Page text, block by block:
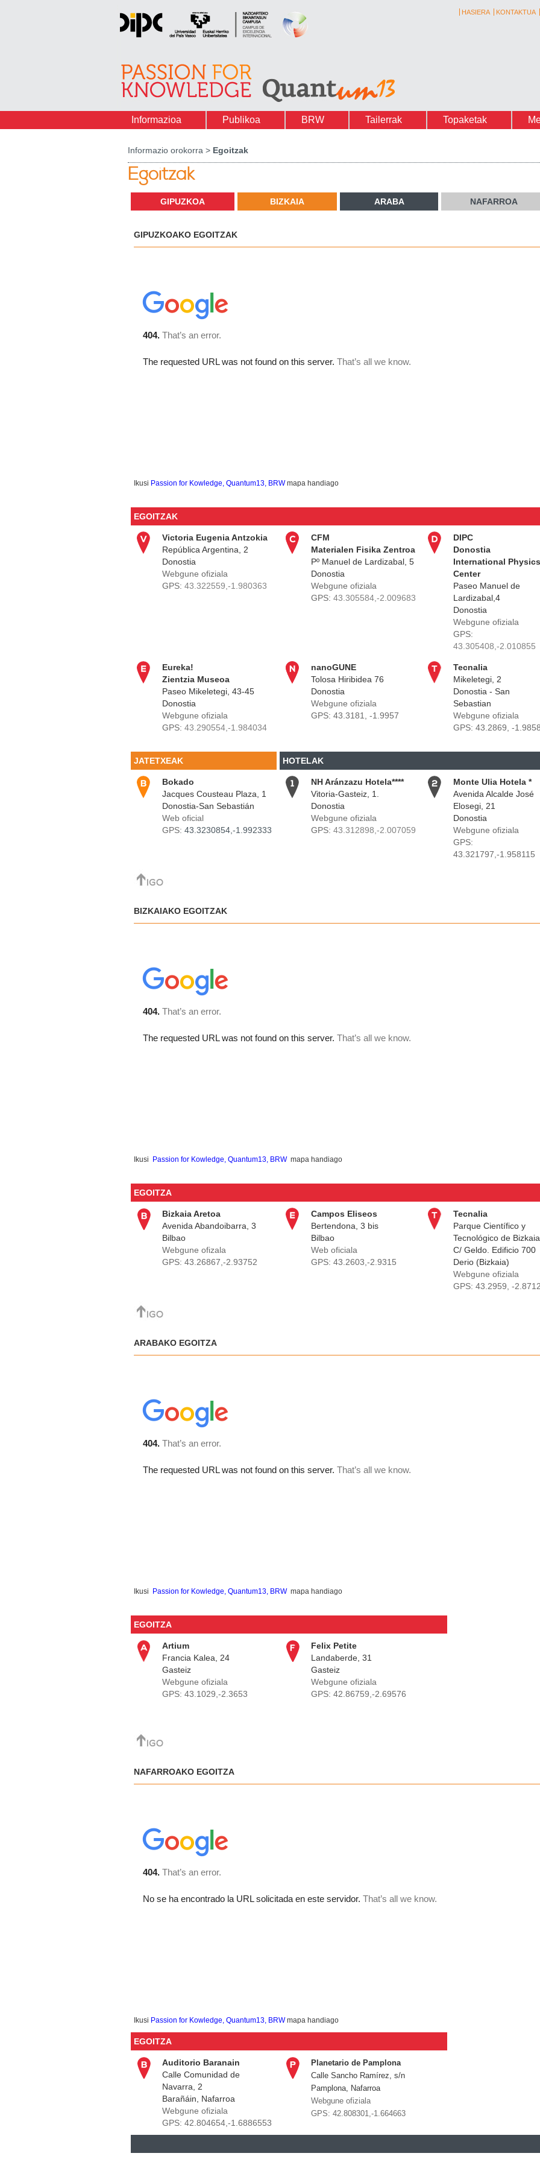
HASIERA KONTAKTUA
Informazioa Publikoa BRW Tailerrak Topaketak
Informazio orokorra > Egoitzak
Egoitzak
GIPUZKOA BIZKAIA ARABA NAFARROA
GIPUZKOAKO EGOITZAK
Ikusi Passion for Kowledge, Quantum13, BRWmapa handiago
EGOITZAK
Victoria Eugenia Antzokia
República Argentina, 2
Donostia
Webgune ofiziala
GPS: 43.322559,-1.980363
CFM
Materialen Fisika Zentroa
Pº Manuel de Lardizabal, 5
Donostia
Webgune ofiziala
GPS: 43.305584,-2.009683
DIPC
Donostia
International Physics
Center
Paseo Manuel de
Lardizabal,4
Donostia
Webgune ofiziala
GPS:
43.305408,-2.010855
Eureka!
Zientzia Museoa
Paseo Mikeletegi, 43-45
Donostia
Webgune ofiziala
GPS: 43.290554,-1.984034
nanoGUNE
Tolosa Hiribidea 76
Donostia
Webgune ofiziala
GPS: 43.3181, -1.9957
Tecnalia
Mikeletegi, 2
Donostia - San
Sebastian
Webgune ofiziala
GPS: 43.2869, -
JATETXEAK HOTELAK
Bokado
Jacques Cousteau Plaza, 1
Donostia-San Sebastián
Web oficial
GPS: 43.3230854 ,-1.992333
NH Aránzazu Hotela****
Vitoria-Gasteiz, 1.
Donostia
Webgune ofiziala
GPS: 43.312898,-2.007059
Monte Ulia Hotela *
Avenida Alcalde José
Elosegi, 21
Donostia
Webgune ofiziala
GPS:
43.321797,-1.958115
BIZKAIAKO EGOITZAK
Ikusi Passion for Kowledge, Quantum13, BRW mapa handiago
EGOITZA
Bizkaia Aretoa
Avenida Abandoibarra, 3
Bilbao
Webgune ofizala
GPS: 43.26867,-2.93752
Campos Eliseos
Bertendona, 3 bis
Bilbao
Web oficiala
GPS: 43.2603,-2.9315
Tecnalia
Parque Científico y
Tecnológico de
C/ Geldo. Edificio 700
Derio (Bizkaia)
Webgune ofiziala
GPS: 43.2959, -
ARABAKO EGOITZA
Ikusi Passion for Kowledge, Quantum13, BRW mapa handiago
EGOITZA
Artium
Francia Kalea, 24
Gasteiz
Webgune ofiziala
GPS: 43.1029,-2.3653
Felix Petite
Landaberde, 31
Gasteiz
Webgune ofiziala
GPS: 42.86759,-2.69576
NAFARROAKO EGOITZA
Ikusi Passion for Kowledge, Quantum13, BRW mapa handiago
EGOITZA
Auditorio Baranain
Calle Comunidad de
Navarra, 2
Barañáin, Nafarroa
Webgune ofiziala
GPS: 42.804654,-1.6886553
Planetario de Pamplona
Calle Sancho Ramírez, s/n
Pamplona, Nafarroa
Webgune ofiziala
GPS: 42.808301,-1.664663